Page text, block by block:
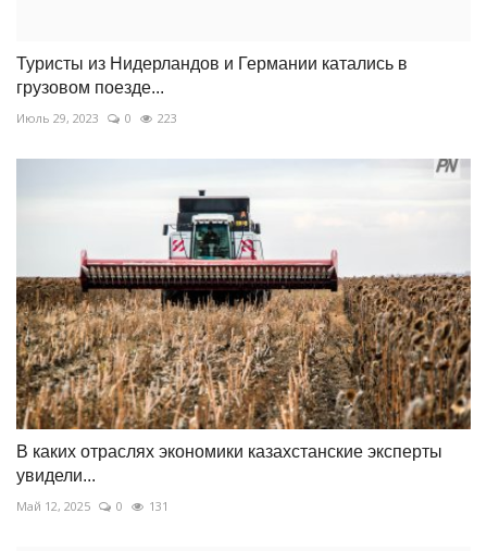
Туристы из Нидерландов и Германии катались в
грузовом поезде...
Июль 29, 2023 0 223
В каких отраслях экономики казахстанские эксперты
увидели...
Май 12, 2025 0 131